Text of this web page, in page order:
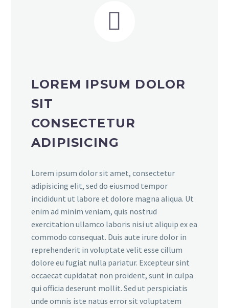


LOREM IPSUM DOLOR
SIT
CONSECTETUR
ADIPISICING
Lorem ipsum dolor sit amet, consectetur
adipisicing elit, sed do eiusmod tempor
incididunt ut labore et dolore magna aliqua. Ut
enim ad minim veniam, quis nostrud
exercitation ullamco laboris nisi ut aliquip ex ea
commodo consequat. Duis aute irure dolor in
reprehenderit in voluptate velit esse cillum
dolore eu fugiat nulla pariatur. Excepteur sint
occaecat cupidatat non proident, sunt in culpa
qui officia deserunt mollit. Sed ut perspiciatis
unde omnis iste natus error sit voluptatem